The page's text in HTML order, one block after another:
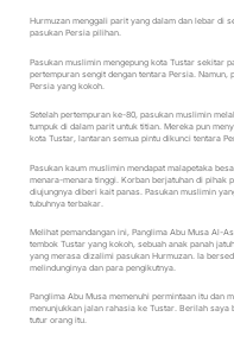
Hurmuzan menggali parit yang dalam dan lebar di
pasukan Persia pilihan.
Pasukan muslimin mengepung kota Tustar sekitar
pertempuran sengit dengan tentara Persia.
Persia yang kokoh.
Setelah pertempuran ke-80, pasukan muslimin
tumpuk di dalam parit untuk titian. Mereka pun
kota Tustar, lantaran semua pintu dikunci tentara
Pasukan kaum muslimin mendapat malapetaka
menara-menara tinggi. Korban berjatuhan di
diujungnya diberi kait panas. Pasukan muslimin
tubuhnya terbakar.
Melihat pemandangan ini, Panglima Abu Musa Al-
tembok Tustar yang kokoh, sebuah anak panah
yang merasa dizalimi pasukan Hurmuzan. Ia
melindunginya dan para pengikutnya.
Panglima Abu Musa memenuhi permintaan itu dan
menunjukkan jalan rahasia ke Tustar. Berilah saya
tutur orang itu.